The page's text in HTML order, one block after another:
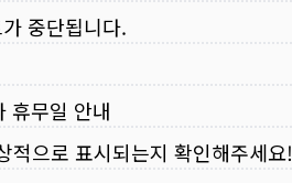
중단됩니다.
휴무일 안내
적으로 표시되는지 확인해주세요!